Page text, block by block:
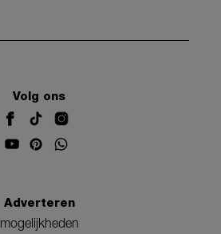
Volg ons
Adverteren
mogelijkheden